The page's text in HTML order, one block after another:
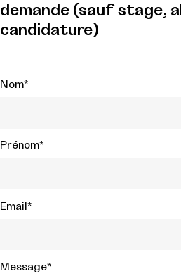
demande (sauf stage,
candidature)
Nom*
Prénom*
Email *
Message*